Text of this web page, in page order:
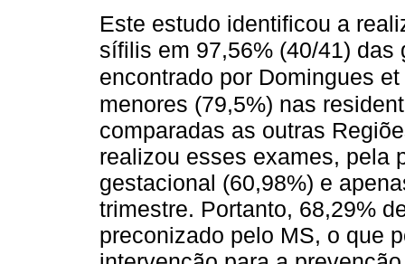
Este estudo identificou a
sífilis em 97,56% (40/41)
encontrado por Domingues et
menores (79,5%) nas
comparadas as outras
realizou esses exames, pela
gestacional (60,98%) e
trimestre. Portanto, 68,29%
preconizado pelo MS, o que